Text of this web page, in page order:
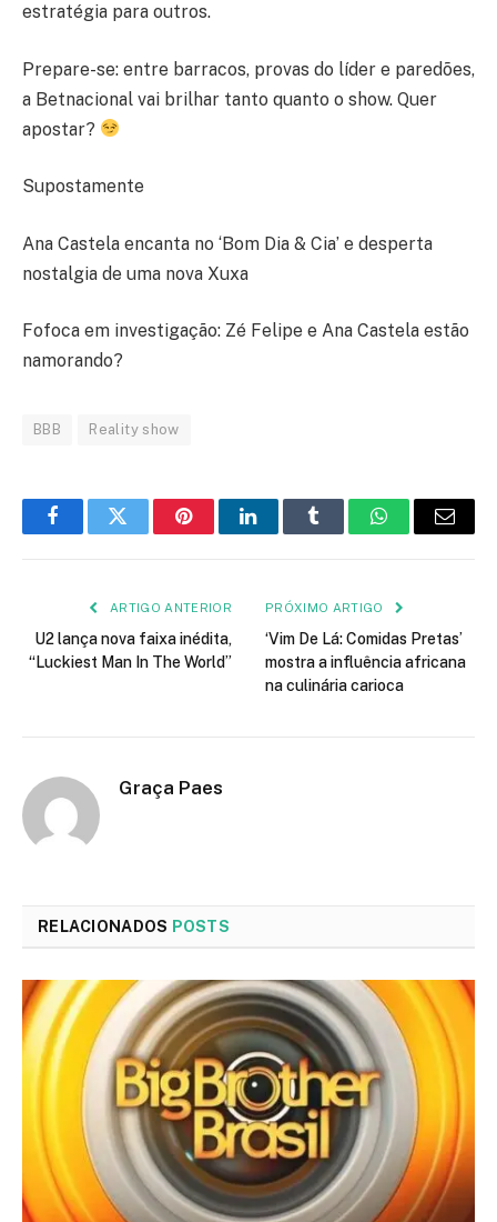
estratégia para outros.
Prepare-se: entre barracos, provas do líder e paredões,
a Betnacional vai brilhar tanto quanto o show. Quer
apostar?
Supostamente
Ana Castela encanta no ‘Bom Dia & Cia’ e desperta
nostalgia de uma nova Xuxa
Fofoca em investigação: Zé Felipe e Ana Castela estão
namorando?
BBB Reality show
FacebookTwitter PinterestLinkedInTumblr WhatsApp
E-
ARTIGO ANTERIOR
U2 lança nova faixa inédita,
“Luckiest Man In The World”
PRÓXIMO ARTIGO
‘Vim De Lá: Comidas Pretas’
mostra a influência africana
na culinária carioca
Graça Paes
RELACIONADOS POSTS